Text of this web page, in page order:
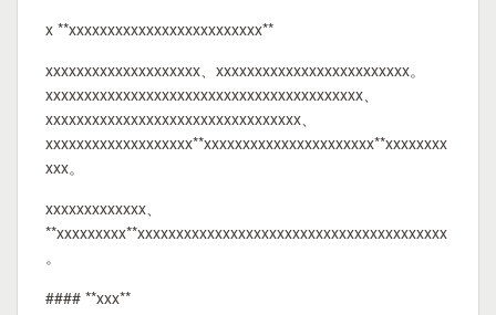
x **xxxxxxxxxxxxxxxxxxxxxxxxx**
xxxxxxxxxxxxxxxxxxxx、xxxxxxxxxxxxxxxxxxxxxxxxx。
xxxxxxxxxxxxxxxxxxxxxxxxxxxxxxxxxxxxxxxxx、
xxxxxxxxxxxxxxxxxxxxxxxxxxxxxxxxx、
xxxxxxxxxxxxxxxxxxx**xxxxxxxxxxxxxxxxxxxxxx**xxxxxxxx
xxx。
xxxxxxxxxxxxx、
**xxxxxxxxx**xxxxxxxxxxxxxxxxxxxxxxxxxxxxxxxxxxxxxxxx
。
#### **xxx**